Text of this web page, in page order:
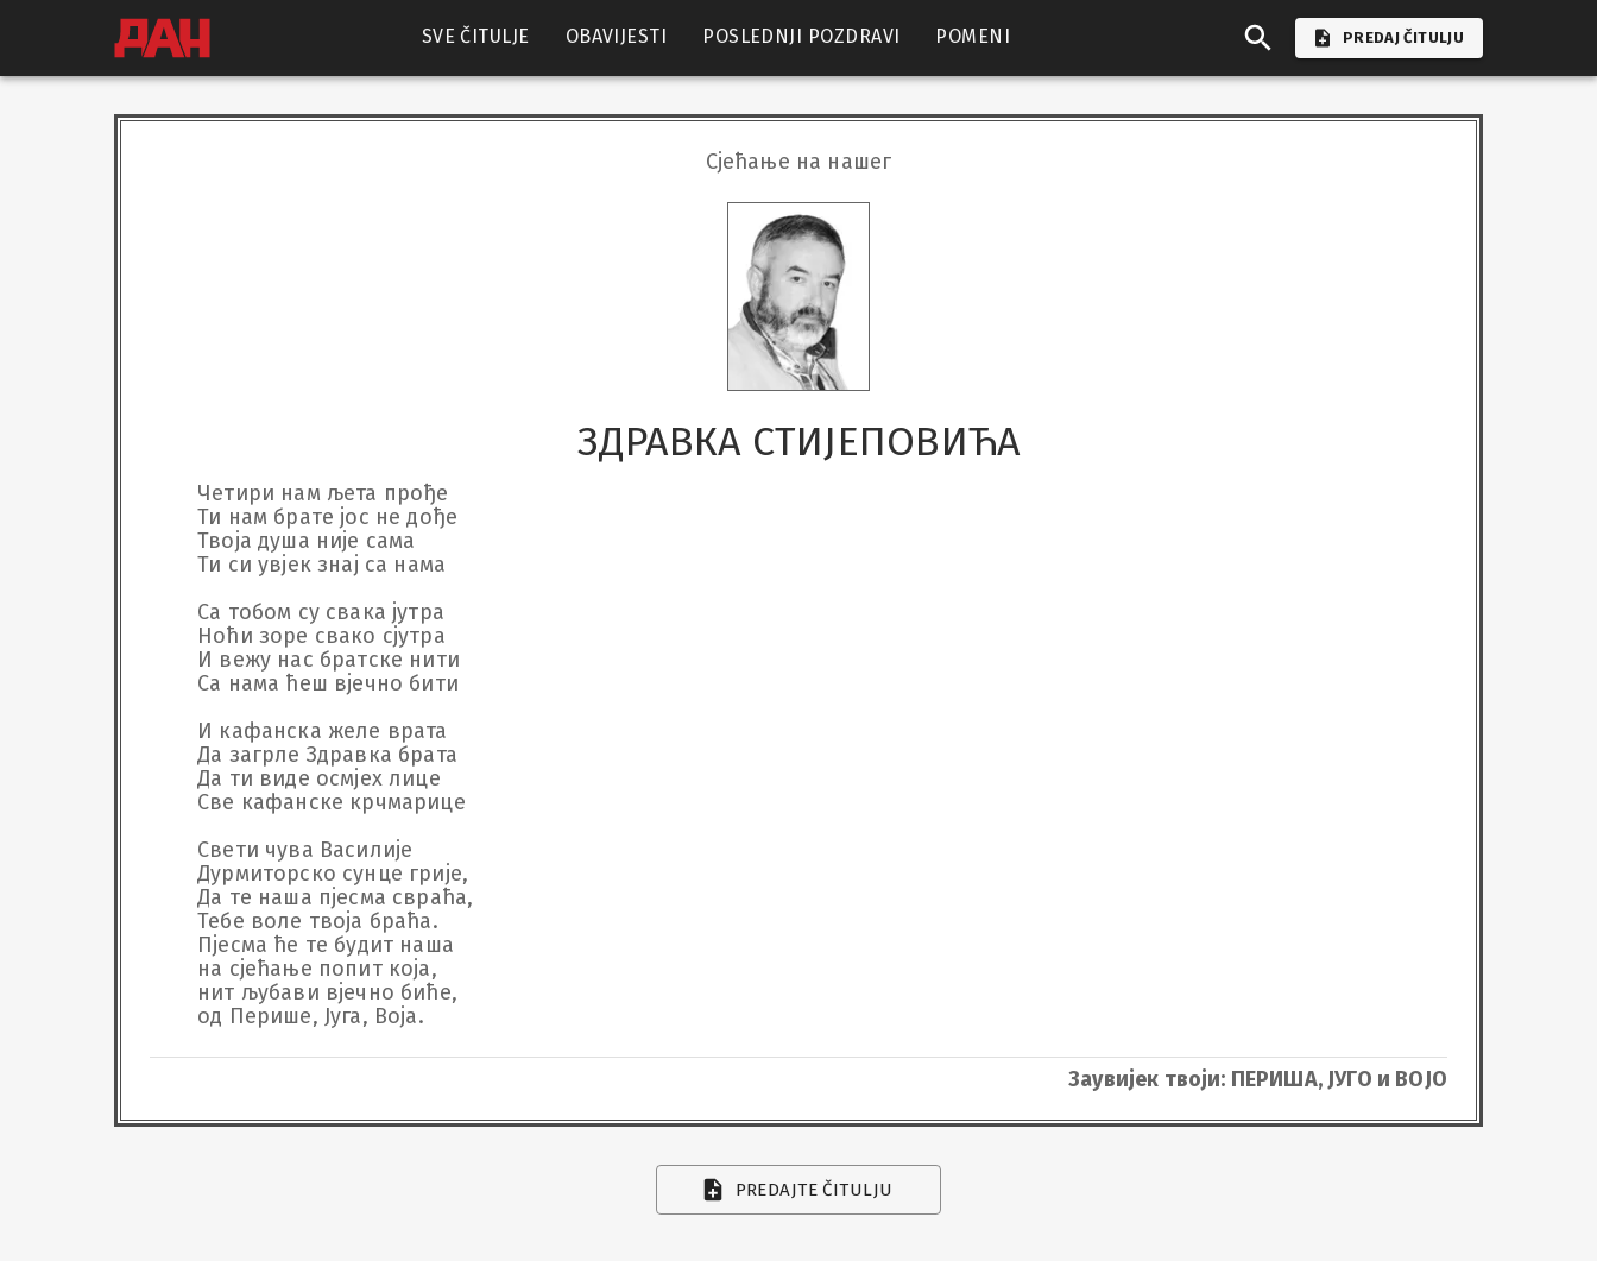
SVE ČITULJE OBAVIJESTI POSLEDNJI POZDRAVI POMENI PREDAJ ČITULJU
Сјећање на нашег
ЗДРАВКА СТИЈЕПОВИЋА
Четири нам љета прође
Ти нам брате јос не дође
Твоја душа није сама
Ти си увјек знај са нама
Са тобом су свака јутра
Ноћи зоре свако сјутра
И вежу нас братске нити
Са нама ћеш вјечно бити
И кафанска желе врата
Да загрле Здравка брата
Да ти виде осмјех лице
Све кафанске крчмарице
Свети чува Василије
Дурмиторско сунце грије,
Да те наша пјесма свраћа,
Тебе воле твоја браћа.
Пјесма ће те будит наша
на сјећање попит која,
нит љубави вјечно биће,
од Перише, Југа, Воја.
Заувијек твоји: ПЕРИША, ЈУГО и ВОЈО
PREDAJTE ČITULJU